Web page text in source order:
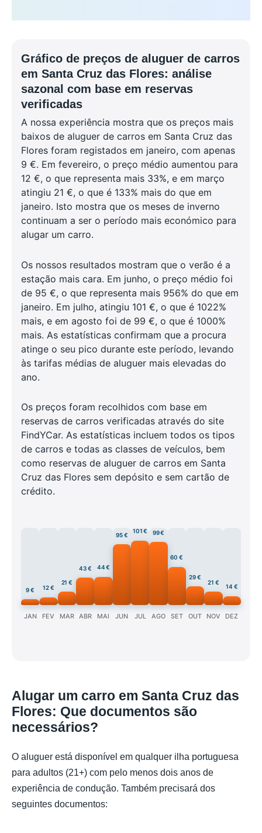
Gráfico de preços de aluguer de carros
em Santa Cruz das Flores: análise
sazonal com base em reservas
verificadas
A nossa experiência mostra que os preços mais
baixos de aluguer de carros em Santa Cruz das
Flores foram registados em janeiro, com apenas
9 €. Em fevereiro, o preço médio aumentou para
12 €, o que representa mais 33%, e em março
atingiu 21 €, o que é 133% mais do que em
janeiro. Isto mostra que os meses de inverno
continuam a ser o período mais económico para
alugar um carro.
Os nossos resultados mostram que o verão é a
estação mais cara. Em junho, o preço médio foi
de 95 €, o que representa mais 956% do que em
janeiro. Em julho, atingiu 101 €, o que é 1022%
mais, e em agosto foi de 99 €, o que é 1000%
mais. As estatísticas confirmam que a procura
atinge o seu pico durante este período, levando
às tarifas médias de aluguer mais elevadas do
ano.
Os preços foram recolhidos com base em
reservas de carros verificadas através do site
FindYCar. As estatísticas incluem todos os tipos
de carros e todas as classes de veículos, bem
como reservas de aluguer de carros em Santa
Cruz das Flores sem depósito e sem cartão de
crédito.
9 €
JAN
12 €
FEV
21 €
MAR
43 €
ABR
44 €
MAI
95 €
JUN
101 €
JUL
99 €
AGO
60 €
SET
29 €
OUT
21 €
NOV
14 €
DEZ
Alugar um carro em Santa Cruz das
Flores: Que documentos são
necessários?
O aluguer está disponível em qualquer ilha portuguesa
para adultos (21+) com pelo menos dois anos de
experiência de condução. Também precisará dos
seguintes documentos: